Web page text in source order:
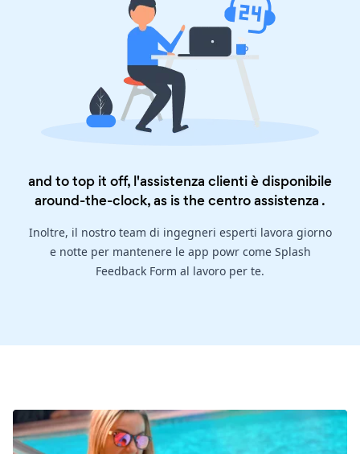
and to top it off, l'assistenza clienti è disponibile
around-the-clock, as is thecentro assistenza .
Inoltre, il nostro team di ingegneri esperti lavora giorno
e notte per mantenere le app powr come Splash
Feedback Form al lavoro per te.